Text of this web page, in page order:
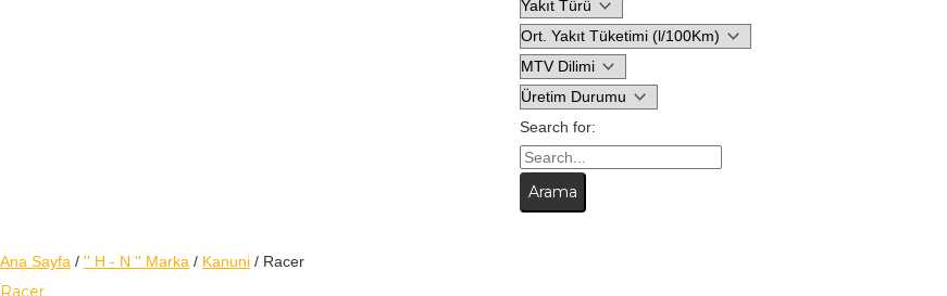
Search for:
Ana Sayfa / '' H - N '' Marka / Kanuni / Racer
Racer